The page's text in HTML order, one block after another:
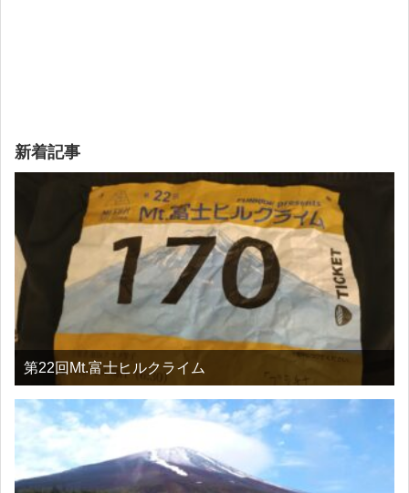
新着記事
第22回Mt.富士ヒルクライム